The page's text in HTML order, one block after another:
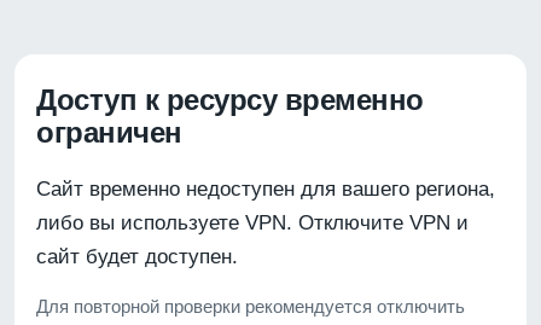
Доступ к ресурсу временно
ограничен
Сайт временно недоступен для вашего региона,
либо вы используете VPN. Отключите VPN и
сайт будет доступен.
Для повторной проверки рекомендуется отключить